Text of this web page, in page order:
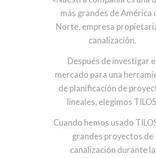
más grandes de América
Norte, empresa
canalización.
Después de investigar el
mercado para una
de planificación de
lineales, elegimos TILOS
Cuando hemos usado
grandes proyectos de
canalización durante la